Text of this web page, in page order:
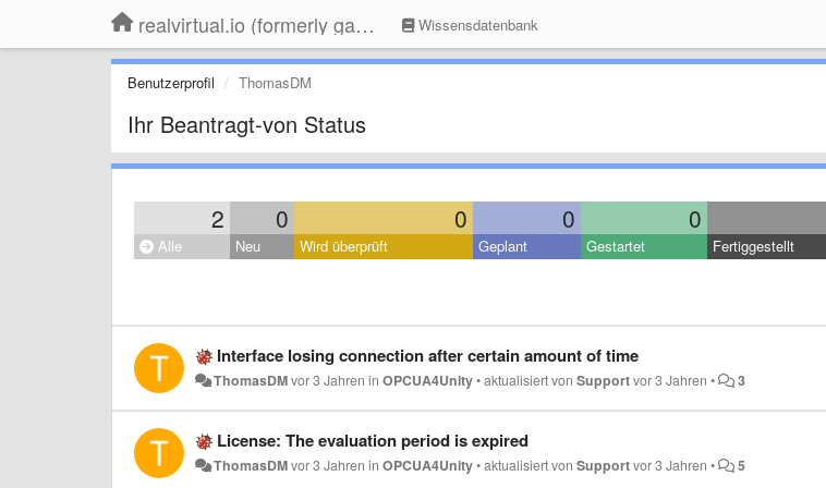
realvirtual.io (formerly game4automation) Wissensdatenbank
Benutzerprofil ThomasDM
Ihr Beantragt-von Status
2 0 0 0 0
Alle Neu Wird überprüft Geplant Gestartet Fertiggestellt
Interface losing connection after certain amount of time
ThomasDMvor 3 Jahren inOPCUA4Unity•aktualisiert vonSupportvor 3 Jahren • 3
License: The evaluation period is expired
ThomasDMvor 3 Jahren inOPCUA4Unity•aktualisiert vonSupportvor 3 Jahren • 5